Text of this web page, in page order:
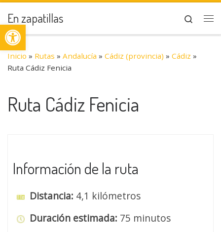
Abrir barra de herramientas
Saltar al contenido
En zapatillas
Search
Inicio » Rutas » Andalucía » Cádiz (provincia) » Cádiz »
Ruta Cádiz Fenicia
Ruta Cádiz Fenicia
Información de la ruta
Distancia: 4,1 kilómetros
Duración estimada: 75 minutos